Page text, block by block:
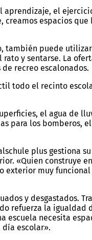
aprendizaje, el
espacios
también puede
y sentarse. La
recreo escalonados.
todo el recinto
el agua de
para los bomberos,
plus gestiona
«Quien construye
exterior muy funcional
y desgastados.
refuerza la igualdad
escuela necesita
día escolar».